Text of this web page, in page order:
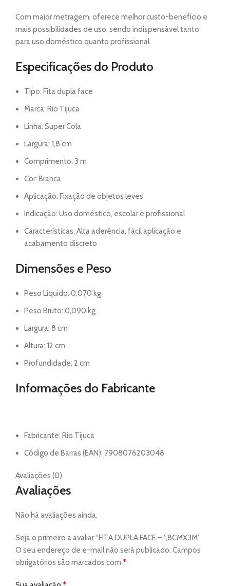
Com maior metragem, oferece melhor custo-benefício e
mais possibilidades de uso, sendo indispensável tanto
para uso doméstico quanto profissional.
Especificações do Produto
Tipo: Fita dupla face
Marca: Rio Tijuca
Linha: Super Cola
Largura: 1,8 cm
Comprimento: 3 m
Cor: Branca
Aplicação: Fixação de objetos leves
Indicação: Uso doméstico, escolar e profissional
Características: Alta aderência, fácil aplicação e
acabamento discreto
Dimensões e Peso
Peso Líquido: 0,070 kg
Peso Bruto: 0,090 kg
Largura: 8 cm
Altura: 12 cm
Profundidade: 2 cm
Informações do Fabricante
Fabricante: Rio Tijuca
Código de Barras (EAN): 7908076203048
Avaliações (0)
Avaliações
Não há avaliações ainda.
Seja o primeiro a avaliar “FITA DUPLA FACE – 1,8CMX3M”
O seu endereço de e-mail não será publicado. Campos
obrigatórios são marcados com *